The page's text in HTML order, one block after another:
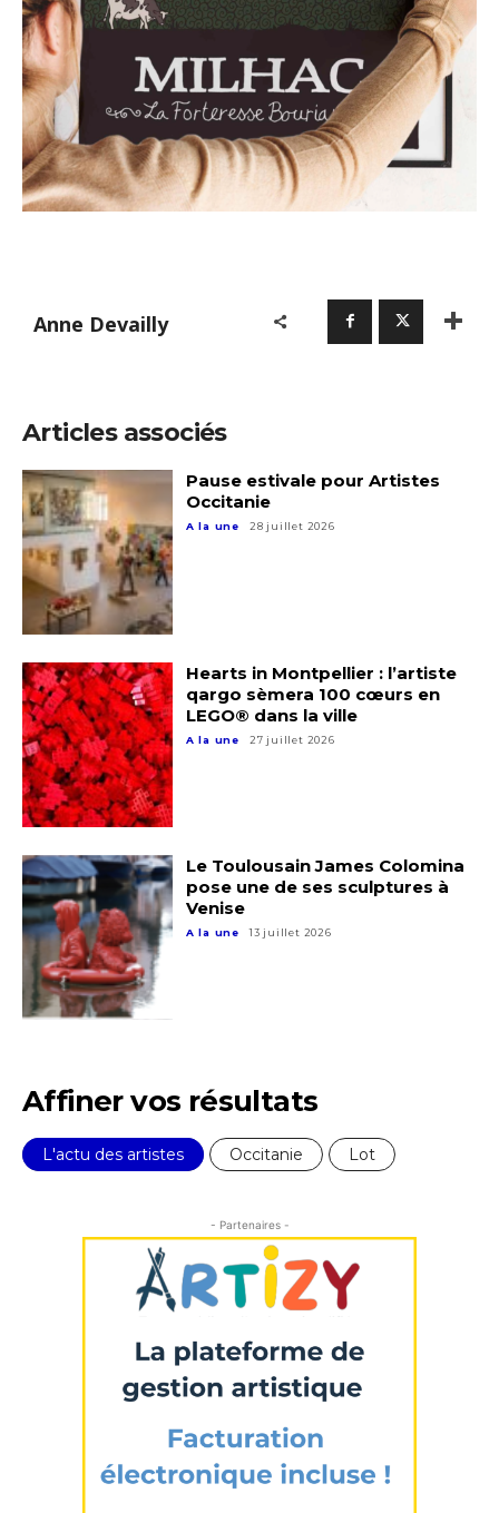
Anne Devailly
Articles associés
Pause estivale pour Artistes
Occitanie
A la une 28 juillet 2026
Hearts in Montpellier : l’artiste
qargo sèmera 100 cœurs en
LEGO® dans la ville
A la une 27 juillet 2026
Le Toulousain James Colomina
pose une de ses sculptures à
Venise
A la une 13 juillet 2026
Affiner vos résultats
L'actu des artistes Occitanie Lot
- Partenaires -